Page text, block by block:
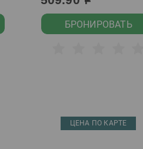
БРОНИРОВАТЬ
ЦЕНА ПО КАРТЕ